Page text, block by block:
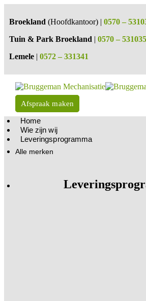
Broekland (Hoofdkantoor) | 0570 –
Tuin & Park Broekland | 0570 – 531035
Lemele | 0572 – 331341
Afspraak maken
Home
Wie zijn wij
Leveringsprogramma
Alle merken